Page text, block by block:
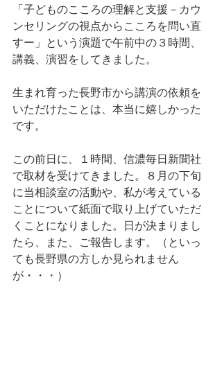
「子どものこころの理解と支援－カウ
ンセリングの視点からこころを問い直
すー」という演題で午前中の３時間、
講義、演習をしてきました。
生まれ育った長野市から講演の依頼を
いただけたことは、本当に嬉しかった
です。
この前日に、１時間、信濃毎日新聞社
で取材を受けてきました。８月の下旬
に当相談室の活動や、私が考えている
ことについて紙面で取り上げていただ
くことになりました。日が決まりまし
たら、また、ご報告します。（といっ
ても長野県の方しか見られません
が・・・）